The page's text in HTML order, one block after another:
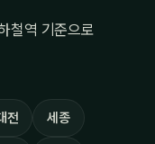
철역 기준으로
전 세종